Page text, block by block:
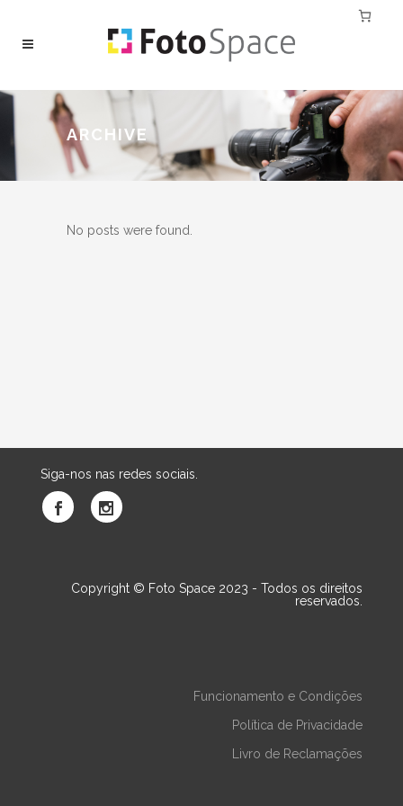
ARCHIVE
No posts were found.
Siga-nos nas redes sociais.
Copyright © Foto Space 2023 - Todos os direitos
reservados.
Funcionamento e Condições
Política de Privacidade
Livro de Reclamações